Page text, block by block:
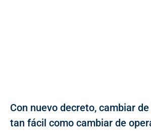
Con nuevo decreto, cambiar
tan fácil como cambiar de